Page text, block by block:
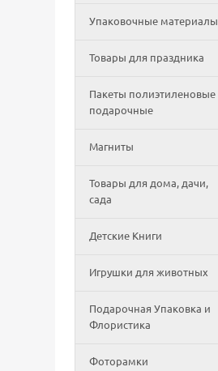
Упаковочные материалы
Товары для праздника
Пакеты полиэтиленовые
подарочные
Магниты
Товары для дома, дачи,
сада
Детские Книги
Игрушки для животных
Подарочная Упаковка и
Флористика
Фоторамки